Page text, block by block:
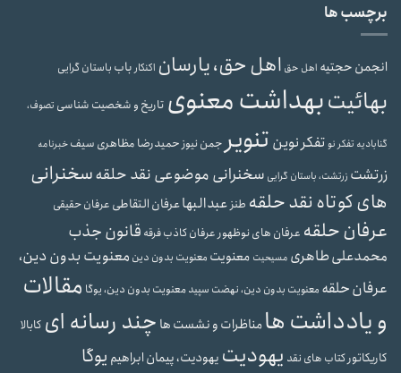
برچسب ها
انجمن حجتیه اهل حق اهل حق، یارسان اکنکارباب باستان گرایی
بهائیتبهداشت معنوی تاریخ و شخصیت شناسی تصوف،
گنابادیه تفکر نوتفکر نوین تنویرجمن نیوزحمیدرضا مظاهری سیفخبرنامه
زرتشت زرتشت، باستان گرایی سخنرانی موضوعی نقد حلقهسخنرانی
های کوتاه نقد حلقه طنزعبدالبهاعرفان التقاطی عرفان حقیقی
عرفان حلقه عرفان های نوظهورعرفان کاذبفرقه قانون جذب
محمدعلی طاهری مسیحیت معنویت معنویت بدون دین معنویت بدون دین،
عرفان حلقه معنویت بدون دین، نهضت سپیدمعنویت بدون دین، یوگا مقالات
و یادداشت هامناظرات و نشست ها چند رسانه ای کابالا
کاریکاتورکتاب های نقد یهودیت یهودیت، پیمان ابراهیم یوگا